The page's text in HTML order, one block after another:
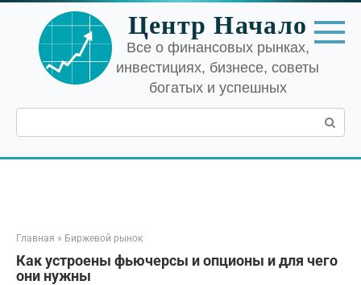
Перейти
контенту
Центр Начало
Все о финансовых рынках,
инвестициях, бизнесе, советы
богатых и успешных
Поиск:
Главная » Биржевой рынок
Как устроены фьючерсы и опционы и для чего
они нужны